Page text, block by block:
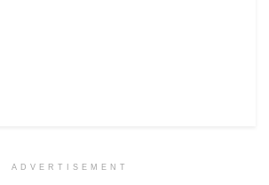
ADVERTISEMENT